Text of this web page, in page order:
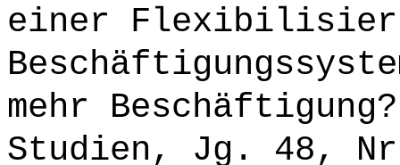
einer
mehr
Studien, Jg. 48,